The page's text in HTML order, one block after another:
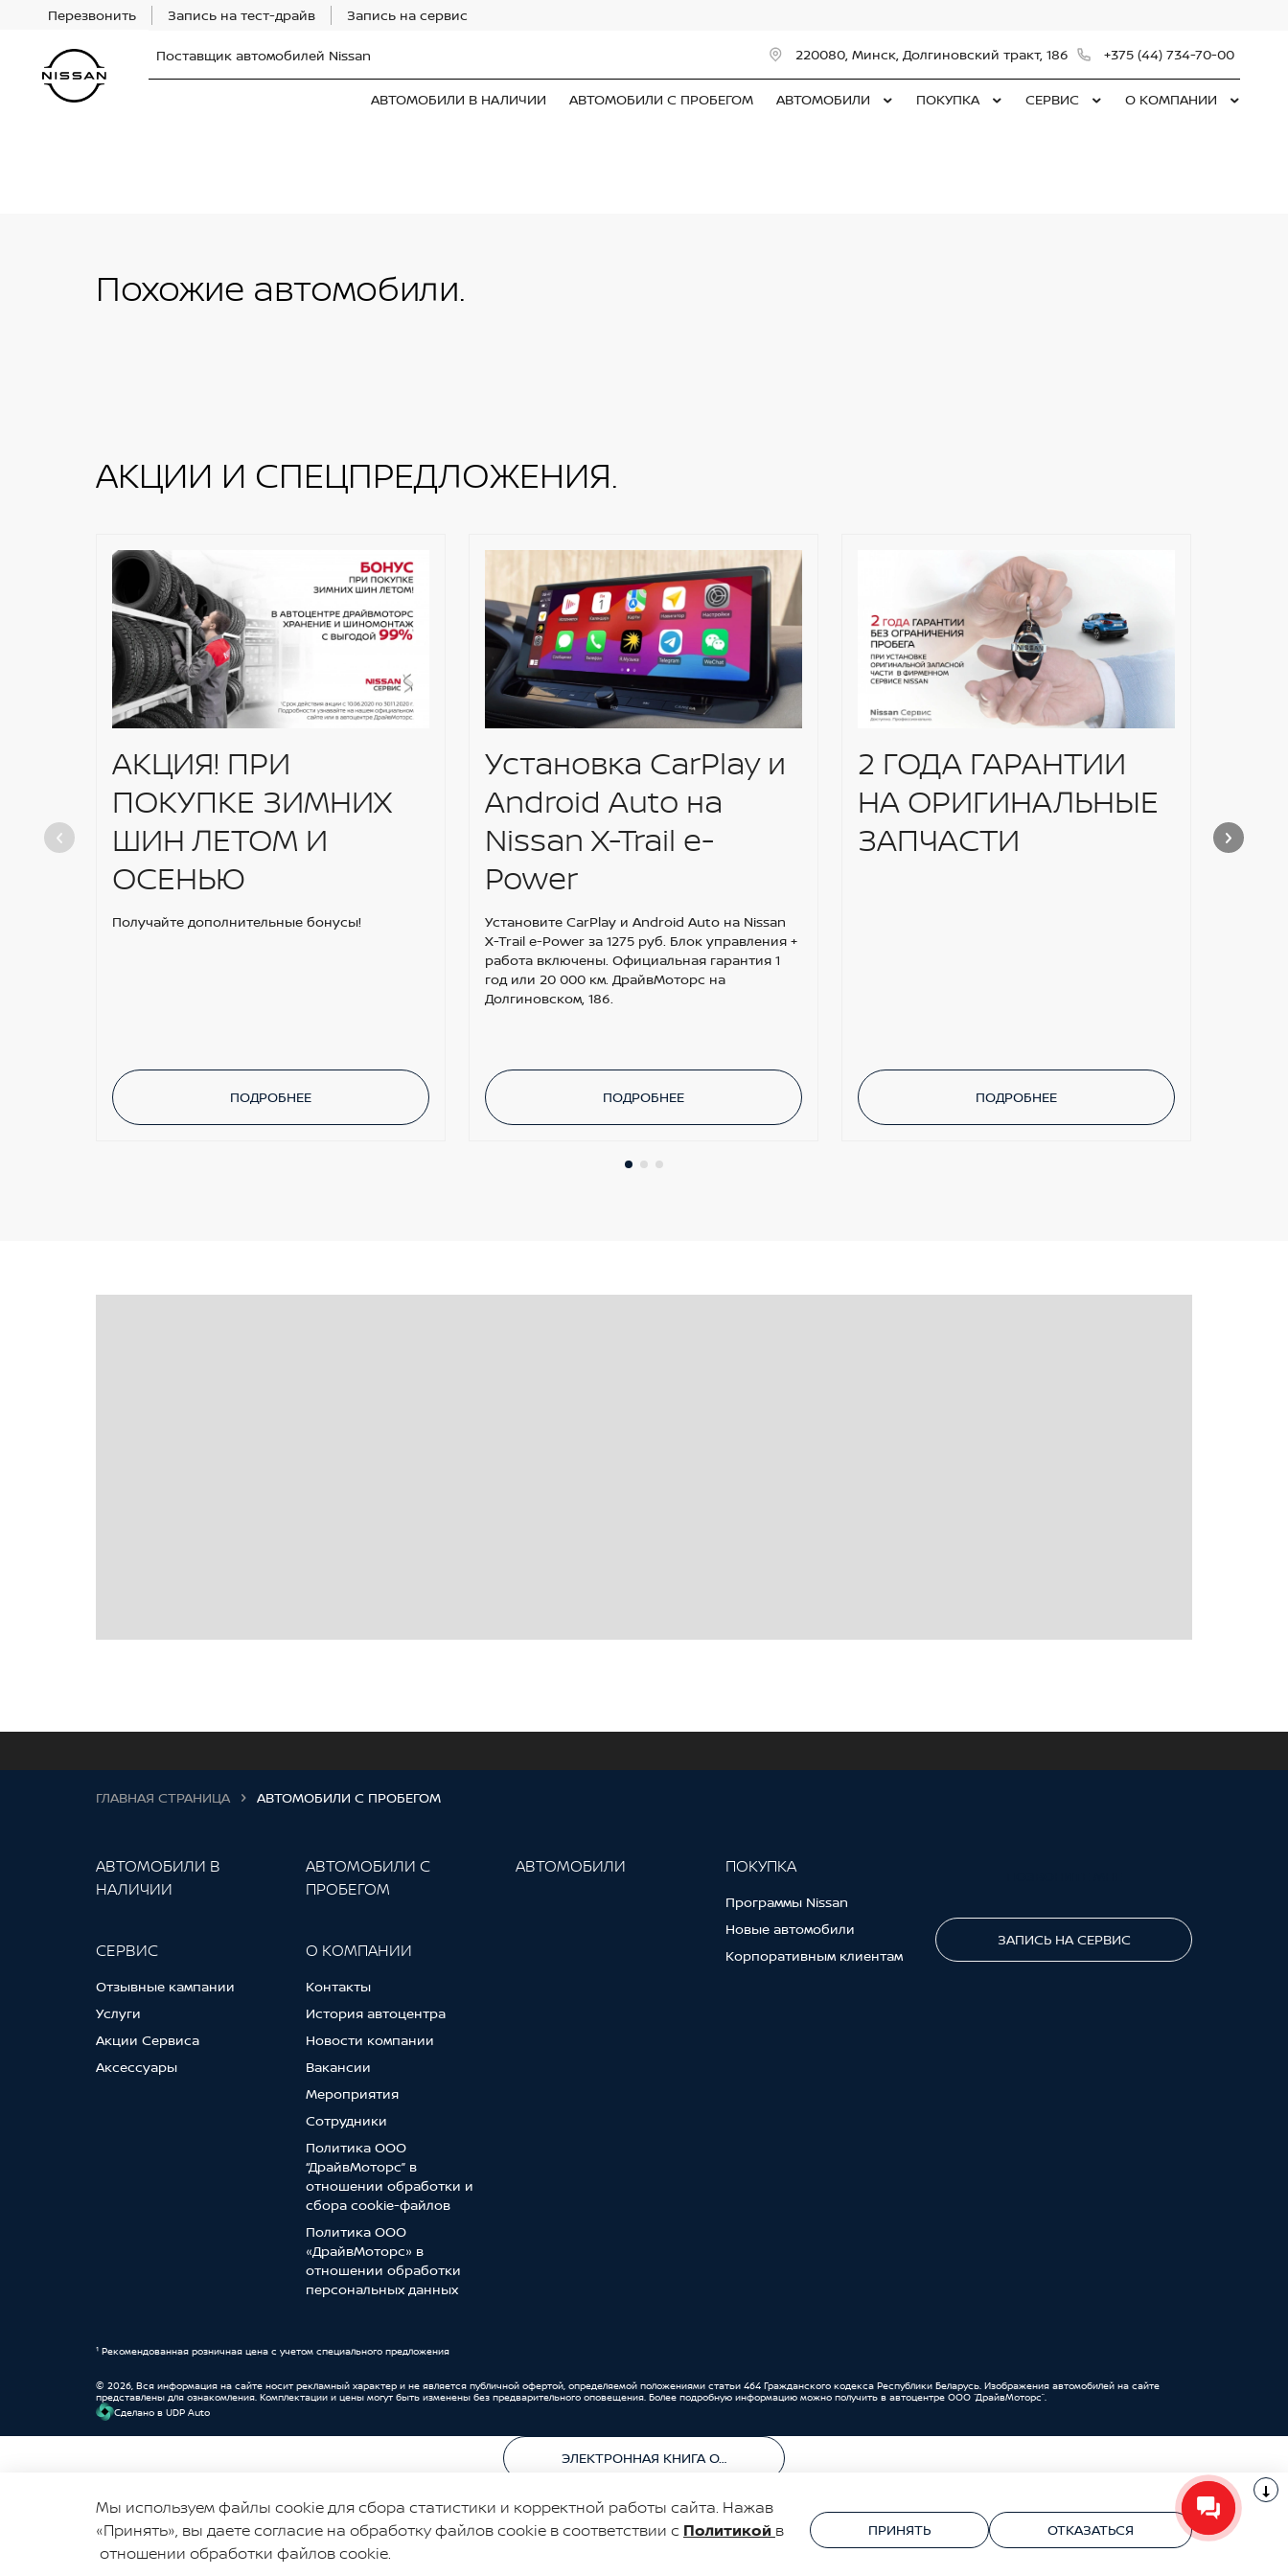
Перезвонить Запись на тест-драйв Запись на сервис
Поставщик автомобилей Nissan 220080, Минск, Долгиновский тракт, 186 +375 (44) 734-70-00
АВТОМОБИЛИ В НАЛИЧИИ АВТОМОБИЛИ С ПРОБЕГОМ АВТОМОБИЛИ ПОКУПКА СЕРВИС О КОМПАНИИ
Похожие автомобили.
АКЦИИ И СПЕЦПРЕДЛОЖЕНИЯ.
АКЦИЯ! ПРИ
ПОКУПКЕ ЗИМНИХ
ШИН ЛЕТОМ И
ОСЕНЬЮ
Получайте дополнительные бонусы!
ПОДРОБНЕЕ
Установка CarPlay и
Android Auto на
Nissan X-Trail e-
Power
Установите CarPlay и Android Auto на Nissan
X-Trail e-Power за 1275 руб. Блок управления +
работа включены. Официальная гарантия 1
год или 20 000 км. ДрайвМоторс на
Долгиновском, 186.
ПОДРОБНЕЕ
2 ГОДА ГАРАНТИИ
НА ОРИГИНАЛЬНЫЕ
ЗАПЧАСТИ
ПОДРОБНЕЕ
ГЛАВНАЯ СТРАНИЦА АВТОМОБИЛИ С ПРОБЕГОМ
АВТОМОБИЛИ В
НАЛИЧИИ
СЕРВИС
Отзывные кампании
Услуги
Акции Сервиса
Аксессуары
АВТОМОБИЛИ С
ПРОБЕГОМ
О КОМПАНИИ
Контакты
История автоцентра
Новости компании
Вакансии
Мероприятия
Сотрудники
Политика ООО
“ДрайвМоторс” в
отношении обработки и
сбора cookie-файлов
Политика ООО
«ДрайвМоторс» в
отношении обработки
персональных данных
АВТОМОБИЛИ ПОКУПКА
Программы Nissan
Новые автомобили
Корпоративным клиентам
ЗАПИСЬ НА СЕРВИС
¹ Рекомендованная розничная цена с учетом специального предложения
© 2026, Вся информация на сайте носит рекламный характер и не является публичной офертой, определяемой положениями статьи 464 Гражданского кодекса Республики Беларусь. Изображения автомобилей на сайте
представлены для ознакомления. Комплектации и цены могут быть изменены без предварительного оповещения. Более подробную информацию можно получить в автоцентре ООО “ДрайвМоторс”.
Cделано в UDP Auto
ЭЛЕКТРОННАЯ КНИГА ОТЗЫВОВ
© 2026, УНП 191111259
ООО "ДрайвМоторс"
УНП 191111259 ООО "ДрайвМоторс"
Мы используем файлы cookie для сбора статистики и корректной работы сайта. Нажав
«Принять», вы даете согласие на обработку файлов cookie в соответствии с Политикой в
отношении обработки файлов cookie.
ПРИНЯТЬ ОТКАЗАТЬСЯ